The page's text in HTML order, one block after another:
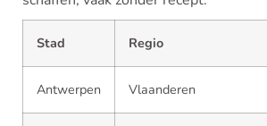
Stad Regio
Antwerpen Vlaanderen